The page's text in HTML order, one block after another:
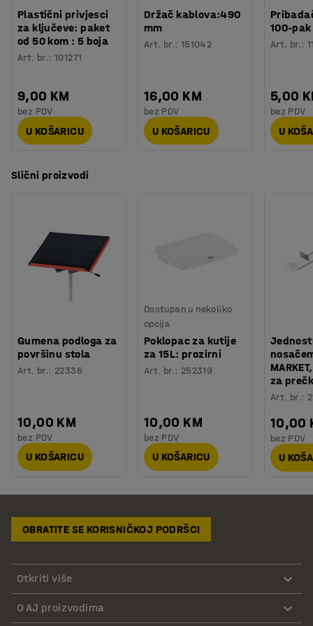
Plastični privjesci
za ključeve: paket
od 50 kom : 5 boja
Art. br.:101271
9,00 KM
bez PDV
U KOŠARICU
Držač kablova:490
mm
Art. br.: 151042
16,00 KM
bez PDV
U KOŠARICU
100-pak
Art. br.:
5,00
bez PDV
U
Slični proizvodi
Gumena podloga za
površinu stola
Art. br.: 22336
10,00 KM
bez PDV
U KOŠARICU
Dostupan u nekoliko
opcija
Poklopac za kutije
za 15L: prozirni
Art. br.: 252319
10,00 KM
bez PDV
U KOŠARICU
za
Art. br.:
10,00
bez PDV
U
OBRATITE SE KORISNIČKOJ PODRŠCI
Otkriti više
O AJ proizvodima